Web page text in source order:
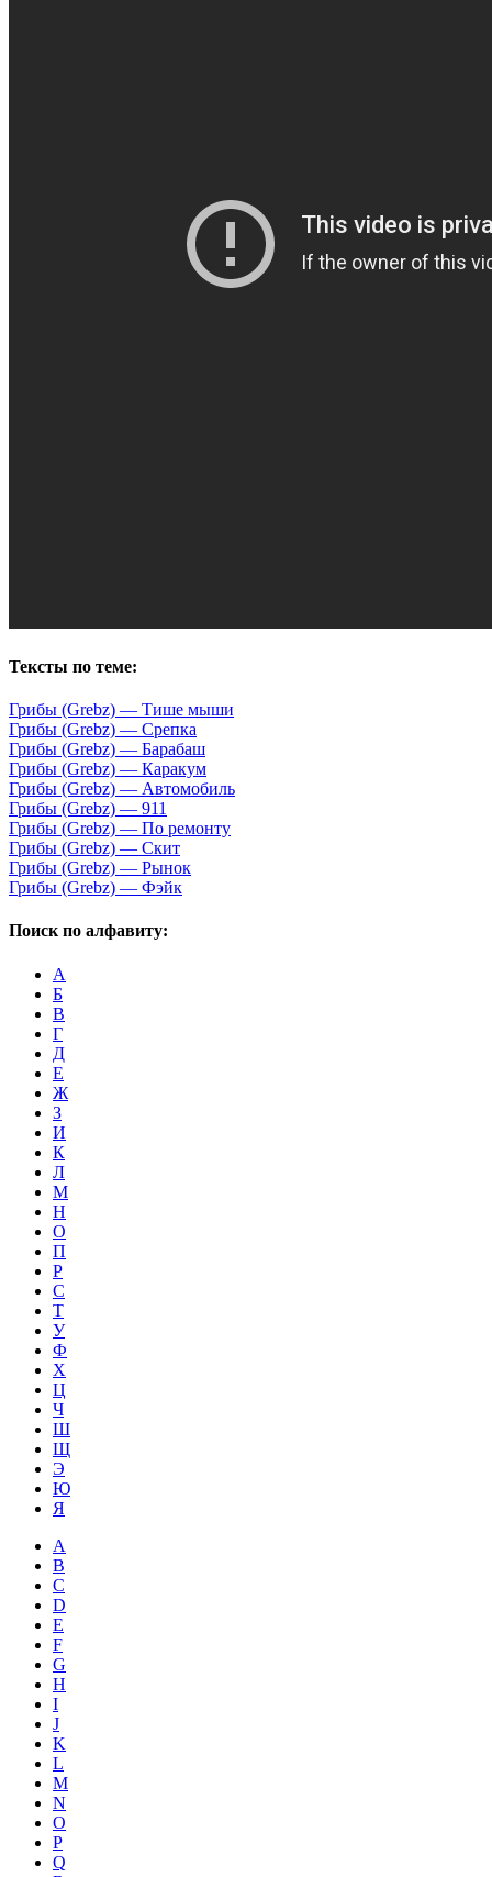
Тексты по теме:
Грибы (Grebz) — Тише мыши
Грибы (Grebz) — Срепка
Грибы (Grebz) — Барабаш
Грибы (Grebz) — Каракум
Грибы (Grebz) — Автомобиль
Грибы (Grebz) — 911
Грибы (Grebz) — По ремонту
Грибы (Grebz) — Скит
Грибы (Grebz) — Рынок
Грибы (Grebz) — Фэйк
Поиск по алфавиту:
А
Б
В
Г
Д
Е
Ж
З
И
К
Л
М
Н
О
П
Р
С
Т
У
Ф
Х
Ц
Ч
Ш
Щ
Э
Ю
Я
A
B
C
D
E
F
G
H
I
J
K
L
M
N
O
P
Q